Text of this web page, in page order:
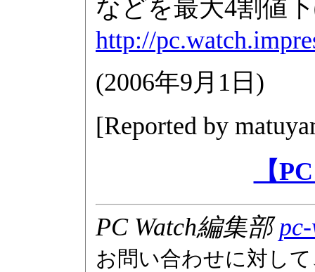
などを最大4割値
http://
(2006年9月1日 )
[Reported by
【
PC Watch編集部
お問い合わせに対し